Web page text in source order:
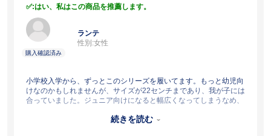
:はい、私はこの商品を推薦します。
ランテ
性別:女性
小学校入学から、ずっとこのシリーズを履いてます。もっと幼児向
けなのかもしれませんが、サイズが22センチまであり、我が子には
合っていました。ジュニア向けになると幅広くなってしまうなめ、
ラベンダーを選んできましたが、大人っぽく黒にしました。親とし
続きを読む